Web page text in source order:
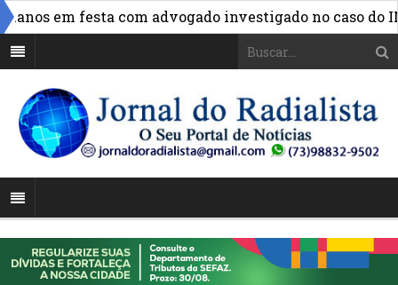
em festa com advogado investigado no caso do INSS